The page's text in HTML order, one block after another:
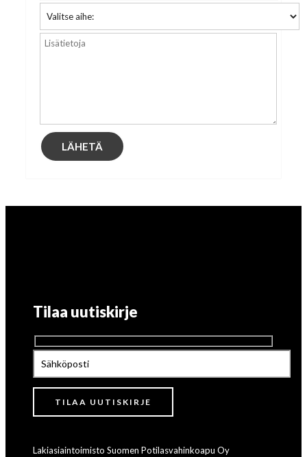
Tilaa uutiskirje
Lakiasiaintoimisto Suomen Potilasvahinkoapu Oy